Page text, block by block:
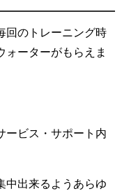
回のトレーニング時
ォーターがもらえま
ービス・サポート内
中出来るようあらゆ